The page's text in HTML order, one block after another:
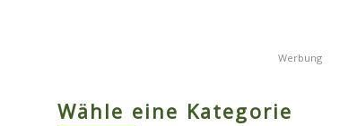
Wähle eine Kategorie